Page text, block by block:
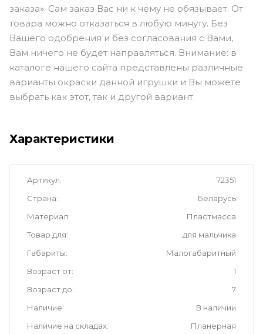
заказа». Сам заказ Вас ни к чему не обязывает. От
товара можно отказаться в любую минуту. Без
Вашего одобрения и без согласования с Вами,
Вам ничего не будет направляться. Внимание: в
каталоге нашего сайта представлены различные
варианты окраски данной игрушки и Вы можете
выбрать как этот, так и другой вариант.
Характеристики
Артикул
72351
Страна
Беларусь
Материал
Пластмасса
Товар для
для мальчика
Габариты
Малогабаритный
Возраст от
1
Возраст до
7
Наличие
В наличии
Наличие на складах
Планерная